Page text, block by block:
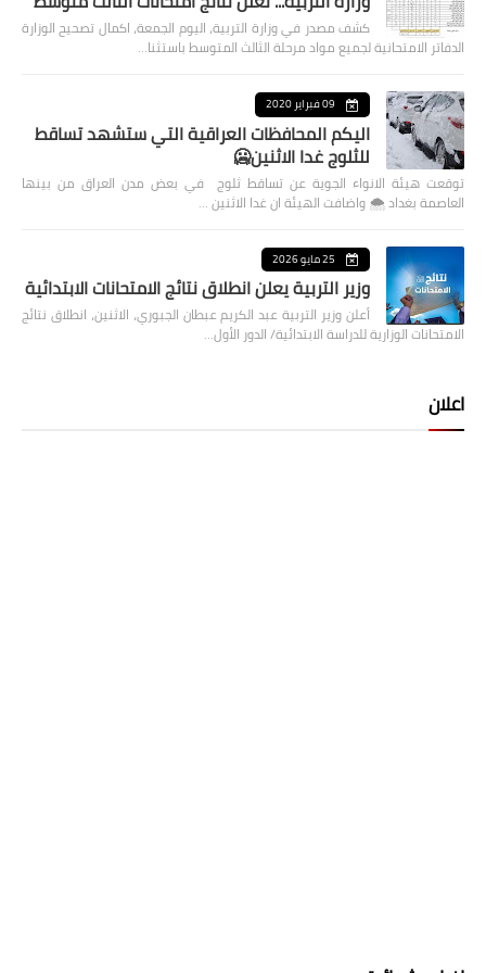
كشف مصدر في وزارة التربية، اليوم الجمعة، اكمال تصحيح الوزارة
الدفاتر الامتحانية لجميع مواد مرحلة الثالث المتوسط باستثنا…
09 فبراير 2020
اليكم المحافظات العراقية التي ستشهد تساقط
للثلوج غدا الاثنين🥶
توقعت هيئة الانواء الجوية عن تساقط ثلوج في بعض مدن العراق من بينها
العاصمة بغداد ⁦🌨️⁩ واضافت الهيئة ان غدا الاثنين …
25 مايو 2026
وزير التربية يعلن انطلاق نتائج الامتحانات الابتدائية
أعلن وزير التربية عبد الكريم عبطان الجبوري، الاثنين، انطلاق نتائج
الامتحانات الوزارية للدراسة الابتدائية/ الدور الأول…
اعلان